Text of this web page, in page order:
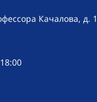
Качалова, д.